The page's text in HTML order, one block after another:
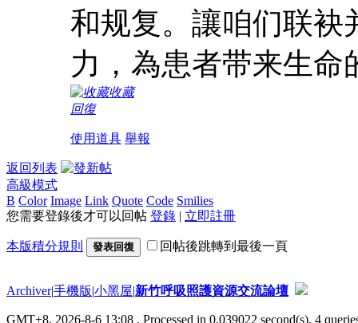
和规复。讓咱们联袂
力，為患者带来生命
收藏
回復
使用道具 舉報
返回列表
高級模式
B Color Image Link Quote Code Smilies
您需要登錄後才可以回帖 登錄 | 立即註冊
本版積分規則 發表回復 回帖後跳轉到最後一頁
Archiver|手機版|小黑屋|新竹呼吸照護資源交流論壇
GMT+8, 2026-8-6 13:08 , Processed in 0.039022 second(s), 4